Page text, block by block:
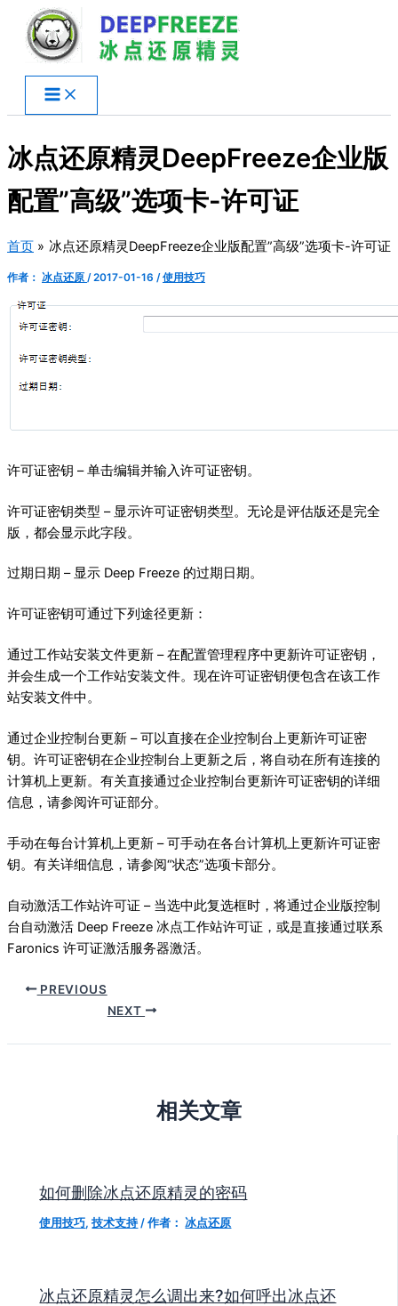
冰点还原精灵DeepFreeze企业版
配置”高级”选项卡-许可证
首页 冰点还原精灵DeepFreeze企业版配置”高级”选项卡-许可证
作者： 冰点还原 /2017-01-16 /使用技巧
许可证密钥 – 单击编辑并输入许可证密钥。
许可证密钥类型 – 显示许可证密钥类型。无论是评估版还是完全
版，都会显示此字段。
过期日期 – 显示 Deep Freeze 的过期日期。
许可证密钥可通过下列途径更新：
通过工作站安装文件更新 – 在配置管理程序中更新许可证密钥，
并会生成一个工作站安装文件。现在许可证密钥便包含在该工作
站安装文件中。
通过企业控制台更新 – 可以直接在企业控制台上更新许可证密
钥。许可证密钥在企业控制台上更新之后，将自动在所有连接的
计算机上更新。有关直接通过企业控制台更新许可证密钥的详细
信息，请参阅许可证部分。
手动在每台计算机上更新 – 可手动在各台计算机上更新许可证密
钥。有关详细信息，请参阅“状态”选项卡部分。
自动激活工作站许可证 – 当选中此复选框时，将通过企业版控制
台自动激活 Deep Freeze 冰点工作站许可证，或是直接通过联系
Faronics 许可证激活服务器激活。
PREVIOUS
NEXT
相关文章
如何删除冰点还原精灵的密码
使用技巧,技术支持 / 作者： 冰点还原
冰点还原精灵怎么调出来?如何呼出冰点还